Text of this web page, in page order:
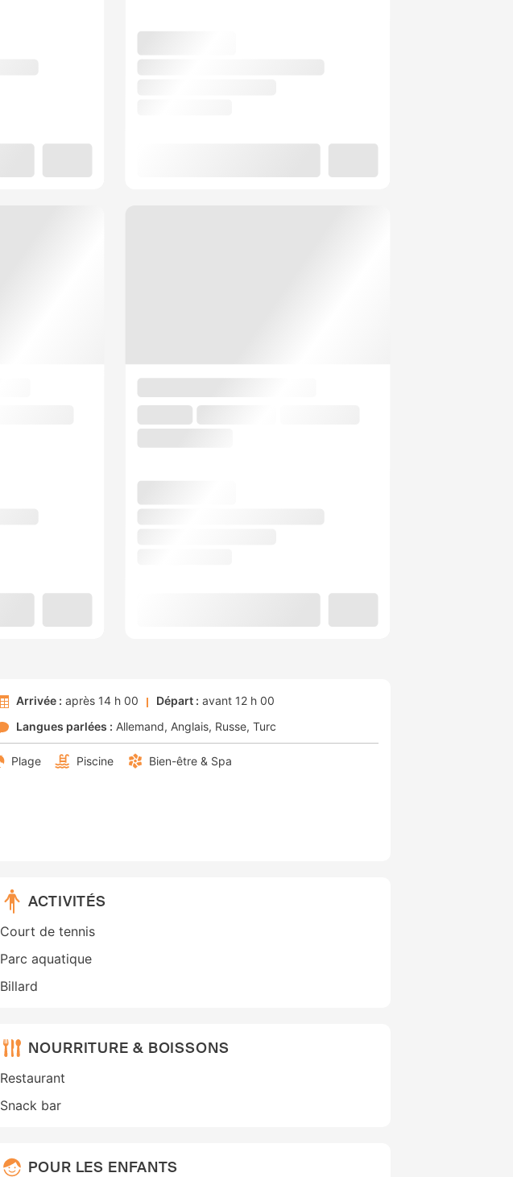
Arrivée : après 14 h 00 Départ : avant 12 h 00
Langues parlées : Allemand Anglais Russe Turc
Plage Piscine Bien-être & Spa
ACTIVITÉS
Court de tennis
Parc aquatique
Billard
NOURRITURE & BOISSONS
Restaurant
Snack bar
POUR LES ENFANTS